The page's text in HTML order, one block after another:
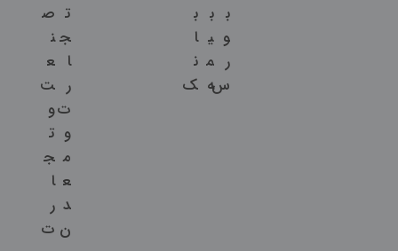
ب
و
ر
س
ب
ی
م
ه
ب
ا
ن
ک
ت
ج
ا
ر
ت
و
م
ع
د
ن
ص
ن
ع
ت
و
ت
ج
ا
ر
ت